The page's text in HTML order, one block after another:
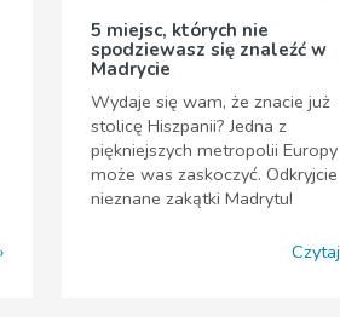
5 miejsc, których nie
spodziewasz się znaleźć w
Madrycie
Wydaje się wam, że znacie już
stolicę Hiszpanii? Jedna z
piękniejszych metropolii Europy
może was zaskoczyć. Odkryjcie
nieznane zakątki Madrytu!
Czytaj